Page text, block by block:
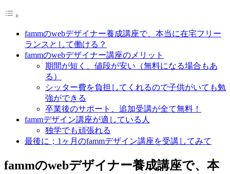
fammのwebデザイナー養成講座で、本当に在宅フリー
ランスとして働ける？
fammのwebデザイナー講座のメリット
期間が短く、値段が安い（無料になる場合もあ
る）
シッター費を負担してくれるので子供がいても勉
強ができる
卒業後のサポート、追加受講が全て無料！
fammデザイン講座が適している人
独学でも頑張れる
最後に；1ヶ月のfammデザイン講座を受講してみて
fammのwebデザイナー養成講座で、本